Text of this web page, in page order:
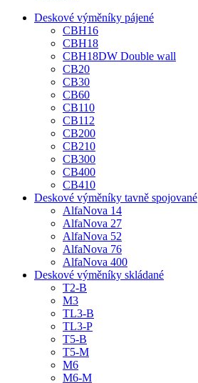
Deskové výměníky pájené
CBH16
CBH18
CBH18DW Double wall
CB20
CB30
CB60
CB110
CB112
CB200
CB210
CB300
CB400
CB410
Deskové výměníky tavně spojované
AlfaNova 14
AlfaNova 27
AlfaNova 52
AlfaNova 76
AlfaNova 400
Deskové výměníky skládané
T2-B
M3
TL3-B
TL3-P
T5-B
T5-M
M6
M6-M